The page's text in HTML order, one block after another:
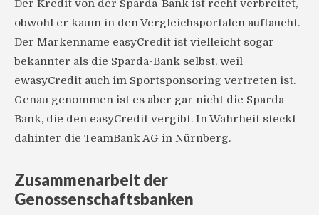
Der Kredit von der Sparda-Bank ist recht verbreitet,
obwohl er kaum in den Vergleichsportalen auftaucht.
Der Markenname easyCredit ist vielleicht sogar
bekannter als die Sparda-Bank selbst, weil
ewasyCredit auch im Sportsponsoring vertreten ist.
Genau genommen ist es aber gar nicht die Sparda-
Bank, die den easyCredit vergibt. In Wahrheit steckt
dahinter die TeamBank AG in Nürnberg.
Zusammenarbeit der
Genossenschaftsbanken